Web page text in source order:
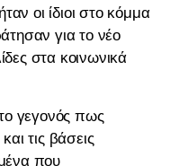
οι ίδιοι στο κόμμα
για το νέο
στα κοινωνικά
γεγονός πως
τις βάσεις
που